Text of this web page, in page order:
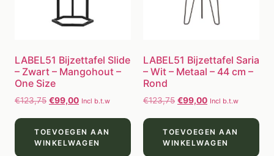
LABEL51 Bijzettafel Slide
– Zwart – Mangohout –
One Size
€123,75 €99,00 Incl b.t.w
TOEVOEGEN AAN
WINKELWAGEN
LABEL51 Bijzettafel Saria
– Wit – Metaal – 44 cm –
Rond
€123,75 €99,00 Incl b.t.w
TOEVOEGEN AAN
WINKELWAGEN